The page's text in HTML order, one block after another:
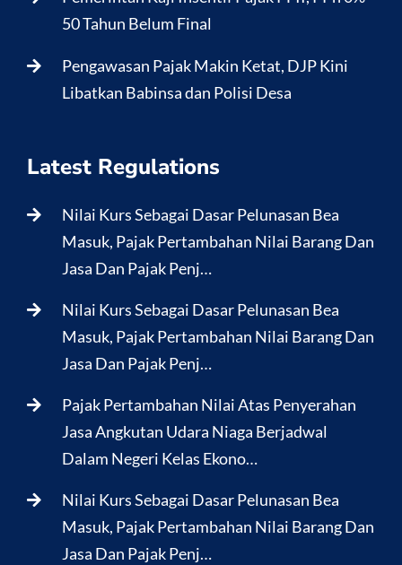
50 Tahun Belum Final
Pengawasan Pajak Makin Ketat, DJP Kini
Libatkan Babinsa dan Polisi Desa
Latest Regulations
Nilai Kurs Sebagai Dasar Pelunasan Bea
Masuk, Pajak Pertambahan Nilai Barang Dan
Jasa Dan Pajak Penj…
Nilai Kurs Sebagai Dasar Pelunasan Bea
Masuk, Pajak Pertambahan Nilai Barang Dan
Jasa Dan Pajak Penj…
Pajak Pertambahan Nilai Atas Penyerahan
Jasa Angkutan Udara Niaga Berjadwal
Dalam Negeri Kelas Ekono…
Nilai Kurs Sebagai Dasar Pelunasan Bea
Masuk, Pajak Pertambahan Nilai Barang Dan
Jasa Dan Pajak Penj…